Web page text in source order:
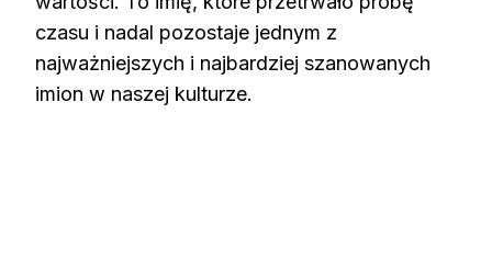
czasu i nadal pozostaje jednym z
najważniejszych i najbardziej szanowanych
imion w naszej kulturze.